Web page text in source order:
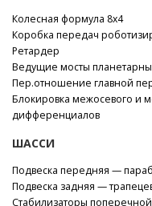
Колесная формула 8х4
Коробка передач
Ретардер
Ведущие мосты
Пер.отношение главной
Блокировка межосевого и
дифференциалов
ШАССИ
Подвеска передняя —
Подвеска задняя —
Стабилизаторы поперечной